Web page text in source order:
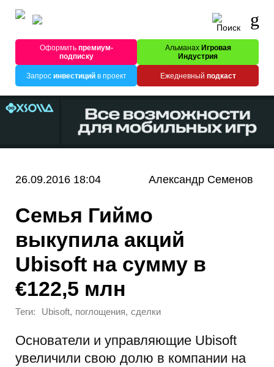
Оформитьпремиум-
подписку
Альманах Игровая
Индустрия
Запрос инвестицийв проект Ежедневный подкаст
26.09.2016 18:04 Александр Семенов
Семья Гиймо
выкупила акций
Ubisoft на сумму в
€122,5 млн
Теги: Ubisoft, поглощения, сделки
Основатели и управляющие Ubisoft
увеличили свою долю в компании на